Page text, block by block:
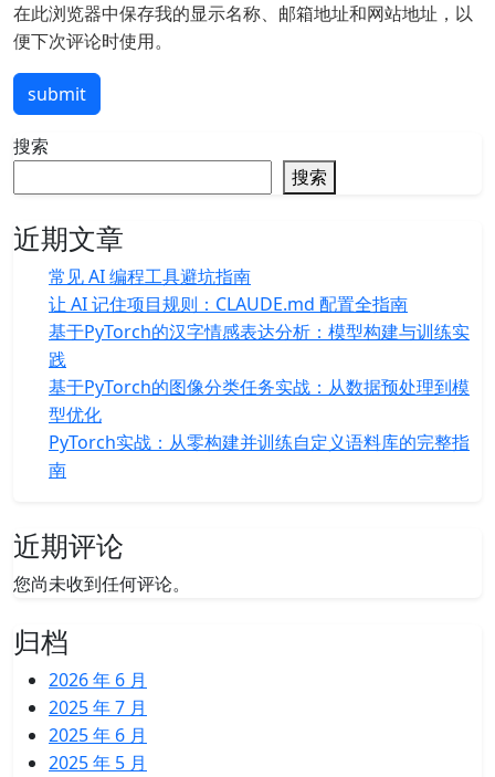
在此浏览器中保存我的显示名称、邮箱地址和网站地址，以
便下次评论时使用。
submit
搜索
搜索
近期文章
常见 AI 编程工具避坑指南
让 AI 记住项目规则：CLAUDE.md 配置全指南
基于PyTorch的汉字情感表达分析：模型构建与训练实
践
基于PyTorch的图像分类任务实战：从数据预处理到模
型优化
PyTorch实战：从零构建并训练自定义语料库的完整指
南
近期评论
您尚未收到任何评论。
归档
2026 年 6 月
2025 年 7 月
2025 年 6 月
2025 年 5 月